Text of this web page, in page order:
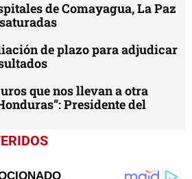
de Comayagua, La Paz
de plazo para adjudicar
que nos llevan a otra
Presidente del